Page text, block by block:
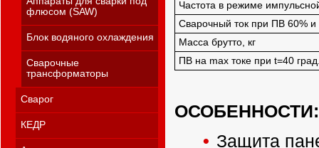
флюсом (SAW)
Блок водяного охлаждения
Сварочные
трансформаторы
Сварог
КЕДР
Частота в режиме
Сварочный ток при ПВ 60% и
Масса брутто, кг
ПВ на max токе при t=40
ОСОБЕННОСТИ:
Защита